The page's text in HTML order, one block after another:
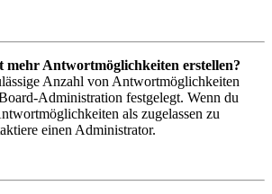
mehr Antwortmöglichkeiten erstellen?
Anzahl von Antwortmöglichkeiten
Administration festgelegt. Wenn du
als zugelassen zu
einen Administrator.